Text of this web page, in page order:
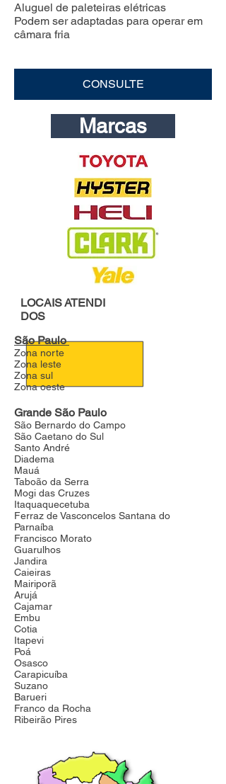
Aluguel de paleteiras elétricas
Podem ser adaptadas para operar em
câmara fria
CONSULTE
Marcas
LOCAISATENDI
DOS
São Paulo
Zona norte
Zona leste
Zona sul
Zona oeste
Grande São Paulo
São Bernardo do Campo
São Caetano do Sul
Santo André
Diadema
Mauá
Taboão da Serra
Mogi das Cruzes
Itaquaquecetuba
Ferraz de Vasconcelos Santana do
Parnaíba
Francisco Morato
Guarulhos
Jandira
Caieiras
Mairiporã
Arujá
Cajamar
Embu
Cotia
Itapevi
Poá
Osasco
Carapicuíba
Suzano
Barueri
Franco da Rocha
Ribeirão Pires